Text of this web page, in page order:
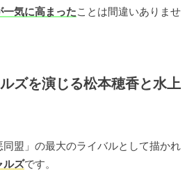
気に高まったことは間違いありませ
ズを演じる松本穂香と水上
盟」の最大のライバルとして描かれ
ルズです。